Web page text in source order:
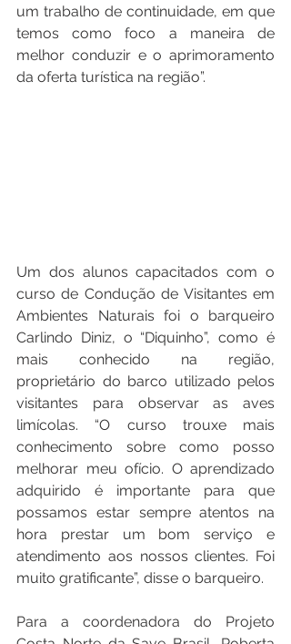
um trabalho de continuidade, em que
temos como foco a maneira de
melhor conduzir e o aprimoramento
da oferta turística na região”.
Um dos alunos capacitados com o
curso de Condução de Visitantes em
Ambientes Naturais foi o barqueiro
Carlindo Diniz, o “Diquinho”, como é
mais conhecido na região,
proprietário do barco utilizado pelos
visitantes para observar as aves
limícolas. “O curso trouxe mais
conhecimento sobre como posso
melhorar meu ofício. O aprendizado
adquirido é importante para que
possamos estar sempre atentos na
hora prestar um bom serviço e
atendimento aos nossos clientes. Foi
muito gratificante”, disse o barqueiro.
Para a coordenadora do Projeto